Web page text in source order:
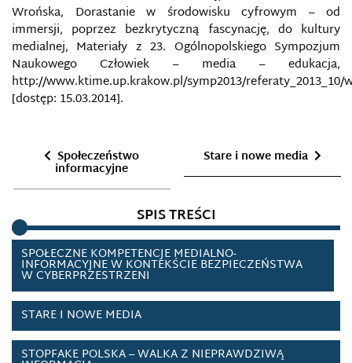
Wrońska, Dorastanie w środowisku cyfrowym – od
immersji, poprzez bezkrytyczną fascynację, do kultury
medialnej, Materiały z 23. Ogólnopolskiego Sympozjum
Naukowego Człowiek – media – edukacja,
http://www.ktime.up.krakow.pl/symp2013/referaty_2013_10/
[dostęp: 15.03.2014].
Społeczeństwo
informacyjne
Stare i nowe media
SPIS TREŚCI
SIECIOCENTRYCZNE SYSTEMY ZARZĄDZANIA
WALKĄ C4ISR
SŁUŻBY SPECJALNE
SOCIAL MEDIA INTELLIGENCE (SOCMINT)
SPIRALA MILCZENIA
SPOŁECZEŃSTWO INFORMACYJNE
SPOŁECZNE KOMPETENCJE MEDIALNO-
INFORMACYJNE W KONTEKŚCIE BEZPIECZEŃSTWA
W CYBERPRZESTRZENI
STARE I NOWE MEDIA
STOPFAKE POLSKA – WALKA Z NIEPRAWDZIWĄ